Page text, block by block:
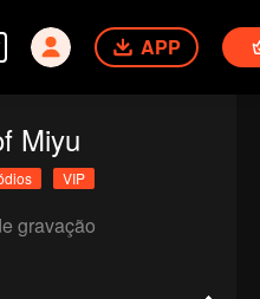
APP
Miyu
VIP
gravação